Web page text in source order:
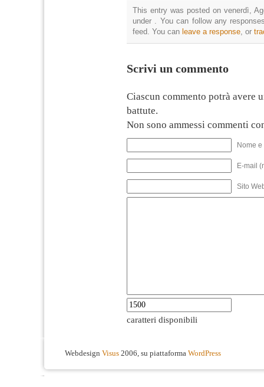
This entry was posted on venerdì,
under . You can follow any
feed. You can leave a response , or
Scrivi un commento
Ciascun commento potrà avere
battute.
Non sono ammessi commenti
Nome
E-mail
Sito
caratteri disponibili
Webdesign Visus 2006, su piattaforma WordPress